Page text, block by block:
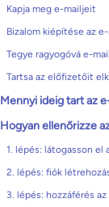
Kapja meg e-mailjeit
Bizalom kiépítése az
Tegye ragyogóvá e-
Tartsa az előfizetőit
Mennyi ideig tart az
Hogyan ellenőrizze
1. lépés: látogasson el
2. lépés: fiók
3. lépés: hozzáférés